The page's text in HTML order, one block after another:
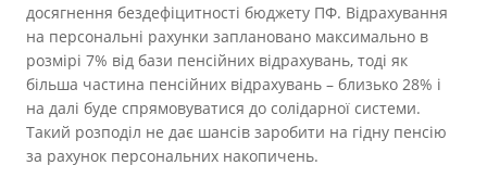
досягнення бездефіцитності бюджету ПФ. Відрахування
на персональні рахунки заплановано максимально в
розмірі 7% від бази пенсійних відрахувань, тоді як
більша частина пенсійних відрахувань – близько 28% і
на далі буде спрямовуватися до солідарної системи.
Такий розподіл не дає шансів заробити на гідну пенсію
за рахунок персональних накопичень.